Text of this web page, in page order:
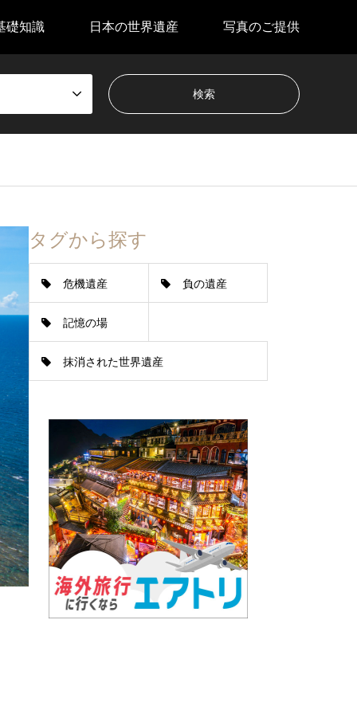
礎知識 日本の世界遺産 写真のご提供
タグから探す
危機遺産 負の遺産
記憶の場
抹消された世界遺産